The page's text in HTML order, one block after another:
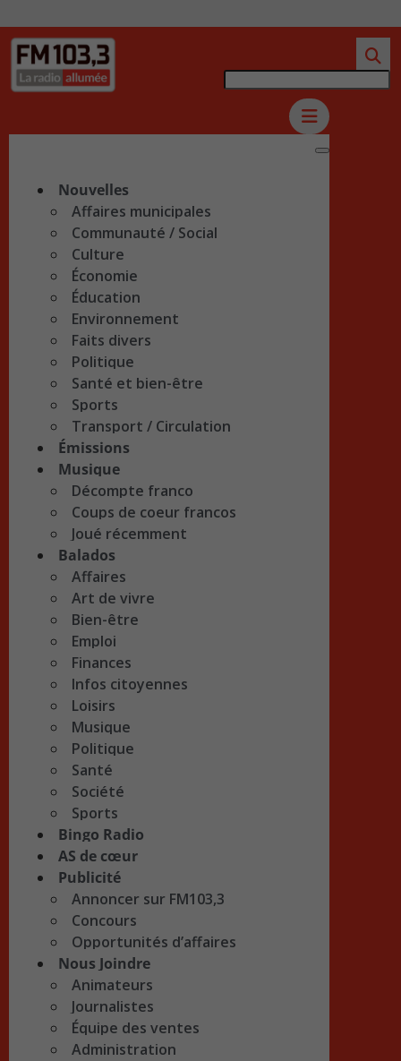
Nouvelles
Affaires municipales
Communauté / Social
Culture
Économie
Éducation
Environnement
Faits divers
Politique
Santé et bien-être
Sports
Transport / Circulation
Émissions
Musique
Décompte franco
Coups de coeur francos
Joué récemment
Balados
Affaires
Art de vivre
Bien-être
Emploi
Finances
Infos citoyennes
Loisirs
Musique
Politique
Santé
Société
Sports
Bingo Radio
AS de cœur
Publicité
Annoncer sur FM103,3
Concours
Opportunités d’affaires
Nous Joindre
Animateurs
Journalistes
Équipe des ventes
Administration